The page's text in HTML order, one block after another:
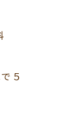
５